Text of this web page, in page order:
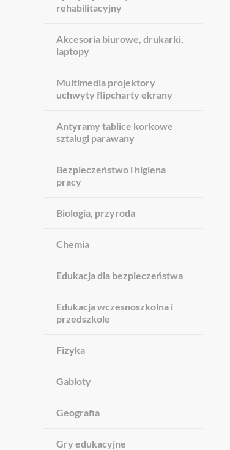
rehabilitacyjny
Akcesoria biurowe, drukarki,
laptopy
Multimedia projektory
uchwyty flipcharty ekrany
Antyramy tablice korkowe
sztalugi parawany
Bezpieczeństwo i higiena
pracy
Biologia, przyroda
Chemia
Edukacja dla bezpieczeństwa
Edukacja wczesnoszkolna i
przedszkole
Fizyka
Gabloty
Geografia
Gry edukacyjne